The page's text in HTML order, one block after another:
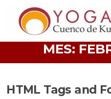
contenido
MES:
HTML Tags and